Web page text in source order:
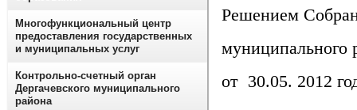
Решением
муниципального
от 30.05. 2012
Многофункциональный центр
предоставления государственных
и муниципальных услуг
Контрольно-счетный орган
Дергачевского муниципального
района